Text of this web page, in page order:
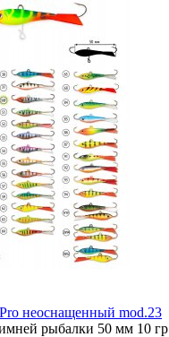
неоснащенный mod.23
рыбалки 50 мм 10 гр